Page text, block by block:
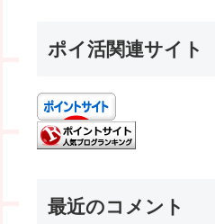
ポイ活関連サイト
最近のコメント